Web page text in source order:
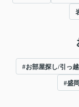
#お部屋探し/引っ
#盛